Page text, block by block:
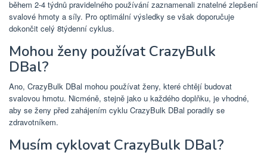
během 2-4 týdnů pravidelného používání zaznamenali znatelné zlepšení
svalové hmoty a síly. Pro optimální výsledky se však doporučuje
dokončit celý 8týdenní cyklus.
Mohou ženy používat CrazyBulk
DBal?
Ano, CrazyBulk DBal mohou používat ženy, které chtějí budovat
svalovou hmotu. Nicméně, stejně jako u každého doplňku, je vhodné,
aby se ženy před zahájením cyklu CrazyBulk DBal poradily se
zdravotníkem.
Musím cyklovat CrazyBulk DBal?